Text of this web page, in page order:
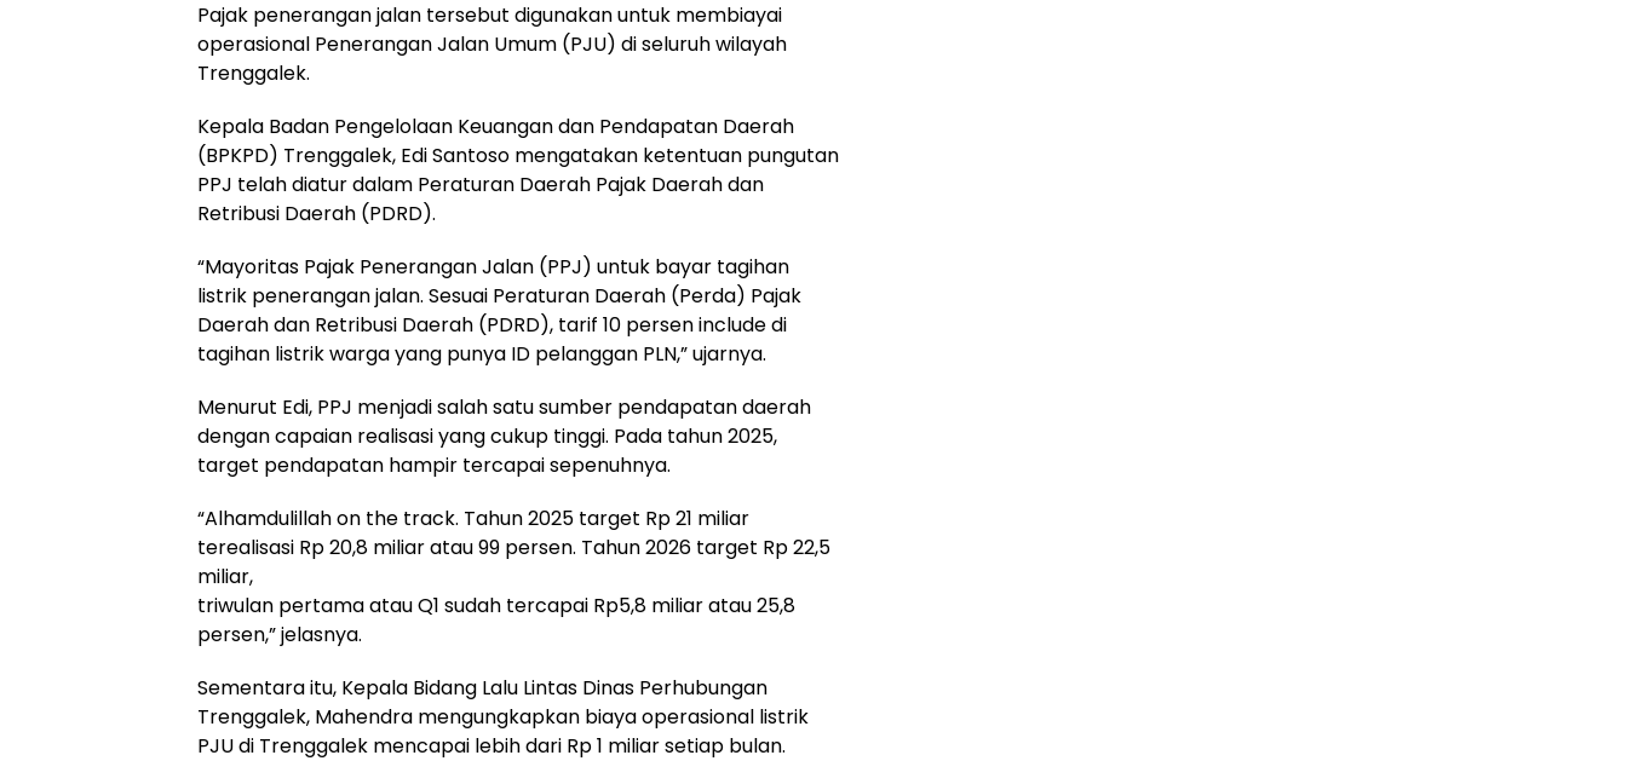
Pajak penerangan jalan tersebut digunakan untuk membiayai
operasional Penerangan Jalan Umum (PJU) di seluruh wilayah
Trenggalek.
Kepala Badan Pengelolaan Keuangan dan Pendapatan Daerah
(BPKPD) Trenggalek, Edi Santoso mengatakan ketentuan pungutan
PPJ telah diatur dalam Peraturan Daerah Pajak Daerah dan
Retribusi Daerah (PDRD).
“Mayoritas Pajak Penerangan Jalan (PPJ) untuk bayar tagihan
listrik penerangan jalan. Sesuai Peraturan Daerah (Perda) Pajak
Daerah dan Retribusi Daerah (PDRD), tarif 10 persen include di
tagihan listrik warga yang punya ID pelanggan PLN,” ujarnya.
Menurut Edi, PPJ menjadi salah satu sumber pendapatan daerah
dengan capaian realisasi yang cukup tinggi. Pada tahun 2025,
target pendapatan hampir tercapai sepenuhnya.
“Alhamdulillah on the track. Tahun 2025 target Rp 21 miliar
terealisasi Rp 20,8 miliar atau 99 persen. Tahun 2026 target Rp 22,5
miliar,
triwulan pertama atau Q1 sudah tercapai Rp5,8 miliar atau 25,8
persen,” jelasnya.
Sementara itu, Kepala Bidang Lalu Lintas Dinas Perhubungan
Trenggalek, Mahendra mengungkapkan biaya operasional listrik
PJU di Trenggalek mencapai lebih dari Rp 1 miliar setiap bulan.